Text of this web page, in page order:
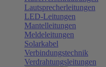
Lautsprecherleitungen
LED-Leitungen
Mantelleitungen
Meldeleitungen
Solarkabel
Verbindungstechnik
Verdrahtungsleitungen